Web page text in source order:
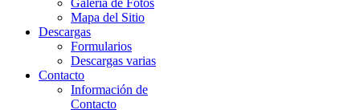
Galería de Fotos
Mapa del Sitio
Descargas
Formularios
Descargas varias
Contacto
Información de
Contacto